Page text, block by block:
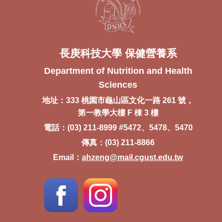
長庚科技大學 保健營養系
Department of Nutrition and Health
Sciences
地址：333 桃園市龜山區文化一路 261 號，
第一教學大樓 F 棟 3 樓
電話：(03) 211-8999 #5472、5478、5470
傳真：(03) 211-8866
Email： ahzeng@mail.cgust.edu.tw